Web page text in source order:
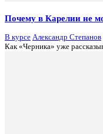
Почему в Карелии не
В курсе Александр Степанов
Как «Черника» уже